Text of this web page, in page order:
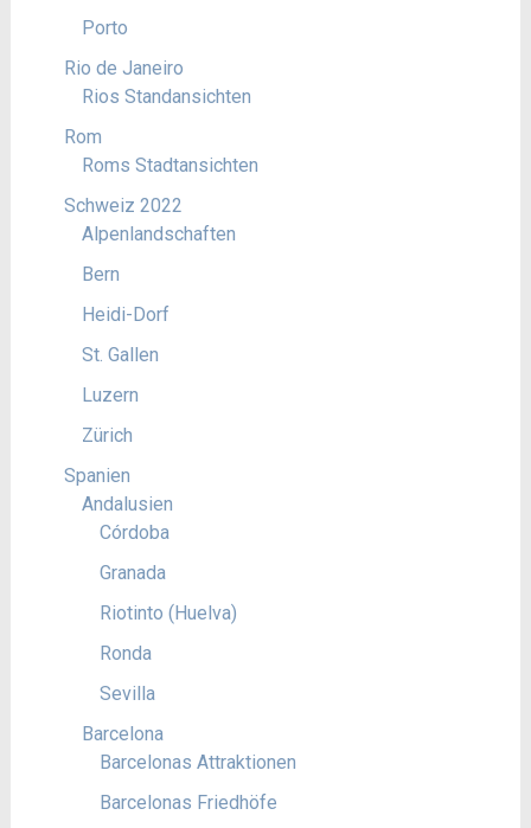
Porto
Rio de Janeiro
Rios Standansichten
Rom
Roms Stadtansichten
Schweiz 2022
Alpenlandschaften
Bern
Heidi-Dorf
St. Gallen
Luzern
Zürich
Spanien
Andalusien
Córdoba
Granada
Riotinto (Huelva)
Ronda
Sevilla
Barcelona
Barcelonas Attraktionen
Barcelonas Friedhöfe